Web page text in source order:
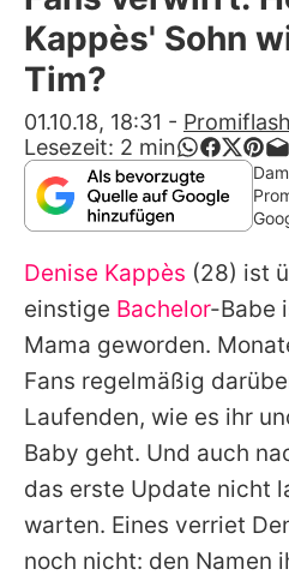
Alle Themen
App
Redaktionelle
Utiq
Kappès' Sohn
Tim?
01.10.18, 18:31 -
Lesezeit: 2 min
Denise Kappès (28) ist
einstige Bachelor-Babe
Mama geworden.
Fans regelmäßig
Laufenden, wie es ihr
Baby geht. Und auch
das erste Update nicht
warten. Eines verriet
noch nicht: den Namen